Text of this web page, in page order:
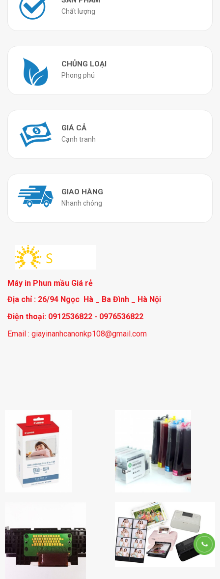
Chất lượng
CHỦNG LOẠI
Phong phú
GIÁ CẢ
Cạnh tranh
GIAO HÀNG
Nhanh chóng
Máy in Phun mầu Giá rẻ
Địa chỉ : 26/94 Ngọc Hà _ Ba Đình _ Hà Nội
Điện thoại: 0912536822 - 0976536822
Email : giayinanhcanonkp108@gmail.com